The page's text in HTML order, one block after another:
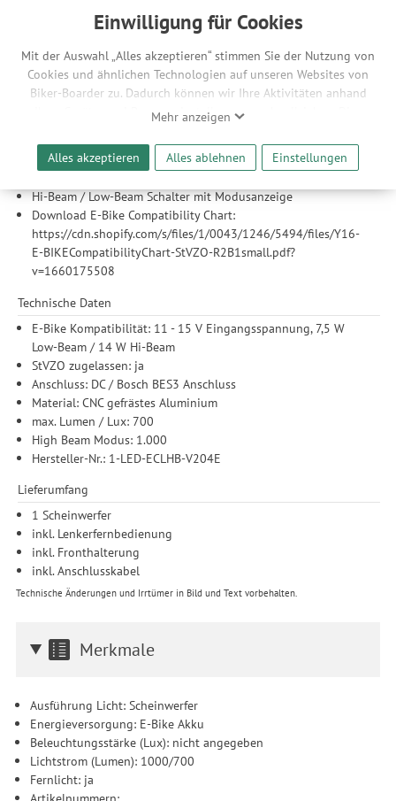
Einwilligung für Cookies
Mit der Auswahl „Alles akzeptieren“ stimmen Sie der Nutzung von
Cookies und ähnlichen Technologien auf unseren Websites von
Biker-Boarder zu. Dadurch können wir Ihre Aktivitäten anhand
Ihrer Geräte- und Browsereinstellungen nachvollziehen. Dies
ermöglicht es uns, anhand ihrer Interessen nutzungsbasierte
Werbeanzeigen für Sie bereitzustellen sowie Funktionalitäten
unserer Website sicherzustellen und stetig zu verbessern. Dabei
werden Ihre Daten auch an Drittanbieter und Werbepartner
weitergegeben. Die Verarbeitung erfolgt ausschließlich zum
Zwecke der Einbindung von Streaming-Inhalten und der
Durchführung von statistischer Analyse, Reichweitenmessungen,
Produktempfehlungen und nutzungsbasierter Werbung.
Informationen zu den einzelnen Funktionen, den Drittanbietern
und der Speicherdauer finden Sie unter Einstellungen. Diese
Einwilligung ist freiwillig, für die Nutzung unserer Website nicht
erforderlich und gilt, bis sie widerrufen wird. Sie können Ihre
Einwilligung unter Einstellungen lediglich für bestimmte
Drittanbieter erteilen und jederzeit für die Zukunft widerrufen.
Mehr anzeigen
Alles akzeptieren Alles ablehnen Einstellungen
zu erhalten. Es wird dringend empfohlen, das Licht von einem
Features
StVZO-optimierte Linse
integriertes CNC-gefrästes und hochglanzpoliertes
Aluminiumgehäuse
Thermoschutz-Sicherheitsfunktion: Automatische Reduzierung
Hi-Beam / Low-Beam Schalter mit Modusanzeige
Download E-Bike Compatibility Chart:
https://cdn.shopify.com/s/files/1/0043/1246/5494/files/Y16-
E-BIKECompatibilityChart-StVZO-R2B1small.pdf?
v=1660175508
Technische Daten
E-Bike Kompatibilität: 11 - 15 V Eingangsspannung, 7,5 W
Low-Beam / 14 W Hi-Beam
StVZO zugelassen: ja
Anschluss: DC / Bosch BES3 Anschluss
Material: CNC gefrästes Aluminium
max. Lumen / Lux: 700
High Beam Modus: 1.000
Hersteller-Nr.: 1-LED-ECLHB-V204E
Lieferumfang
1 Scheinwerfer
inkl. Lenkerfernbedienung
inkl. Fronthalterung
inkl. Anschlusskabel
Technische Änderungen und Irrtümer in Bild und Text vorbehalten.
Merkmale
Ausführung Licht: Scheinwerfer
Energieversorgung: E-Bike Akku
Beleuchtungsstärke (Lux): nicht angegeben
Lichtstrom (Lumen): 1000/700
Fernlicht: ja